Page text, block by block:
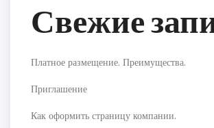
Свежие
Платное размещение. Преимущества.
Приглашение
Как оформить страницу компании.